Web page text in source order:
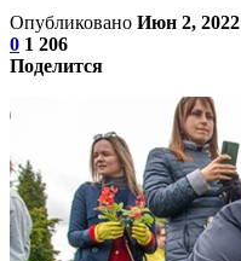
Опубликовано Июн 2, 2022
0 1 206
Поделится